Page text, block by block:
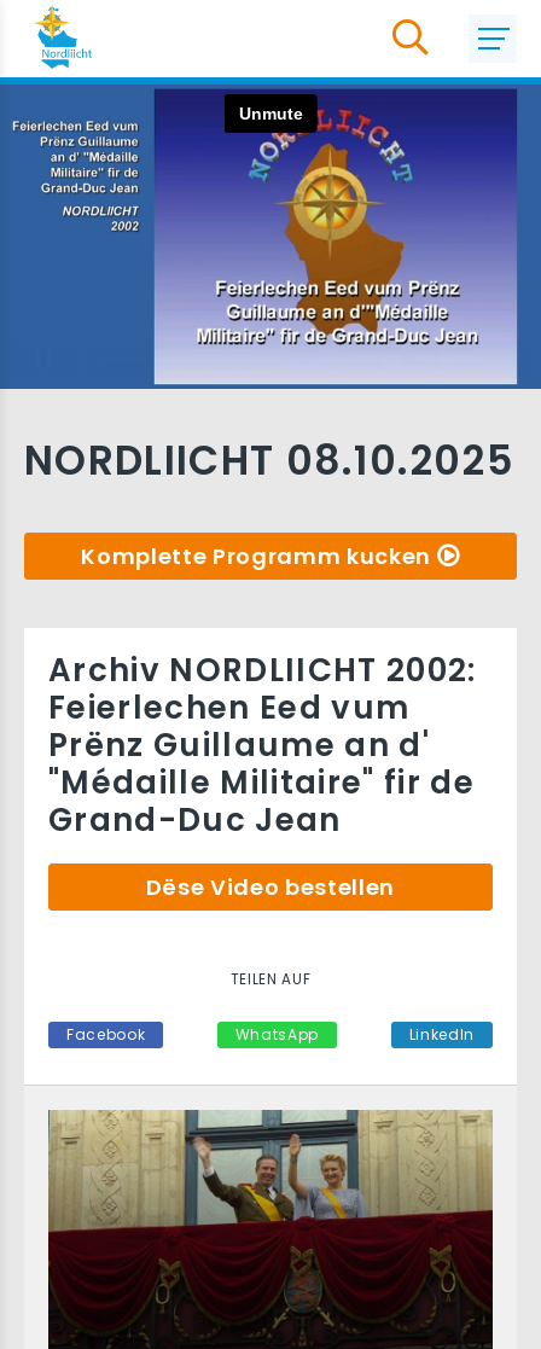
NORDLIICHT 08.10.2025
Komplette Programm kucken
Archiv NORDLIICHT 2002:
Feierlechen Eed vum
Prënz Guillaume an d'
"Médaille Militaire" fir de
Grand-Duc Jean
Dëse Video bestellen
TEILEN AUF
Facebook WhatsApp LinkedIn